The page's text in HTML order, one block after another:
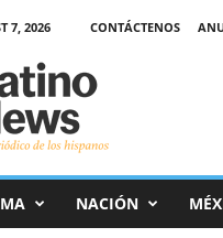
7, 2026 CONTÁCTENOS
NACIÓN